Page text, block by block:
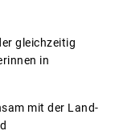
gleichzeitig
in
mit der Land-